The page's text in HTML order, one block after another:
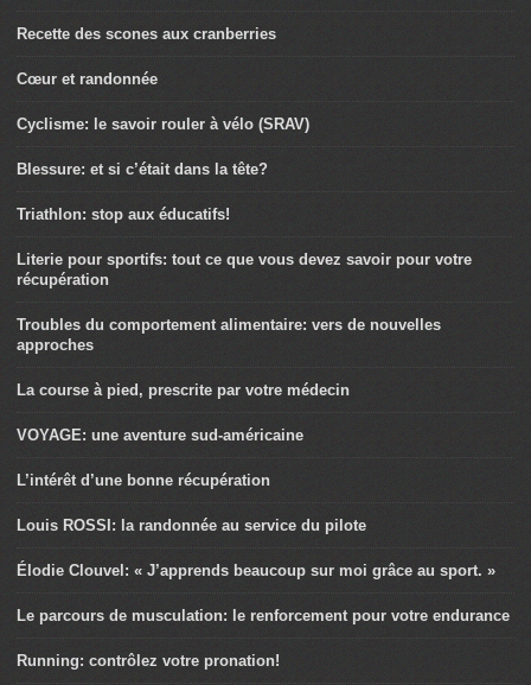
Recette des scones aux cranberries
Cœur et randonnée
Cyclisme: le savoir rouler à vélo (SRAV)
Blessure: et si c’était dans la tête?
Triathlon: stop aux éducatifs!
Literie pour sportifs: tout ce que vous devez savoir pour votre
récupération
Troubles du comportement alimentaire: vers de nouvelles
approches
La course à pied, prescrite par votre médecin
VOYAGE: une aventure sud-américaine
L’intérêt d’une bonne récupération
Louis ROSSI: la randonnée au service du pilote
Élodie Clouvel: « J’apprends beaucoup sur moi grâce au sport. »
Le parcours de musculation: le renforcement pour votre endurance
Running: contrôlez votre pronation!